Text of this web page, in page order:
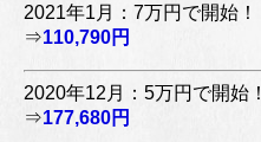
2021年1月：7万円で開始！
⇒110,790円
2020年12月：5万円で開始！
⇒177,680円